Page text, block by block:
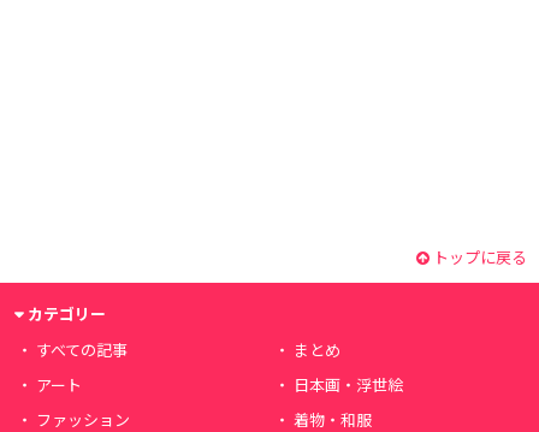
トップに戻る
カテゴリー
すべての記事
まとめ
アート
日本画・浮世絵
ファッション
着物・和服